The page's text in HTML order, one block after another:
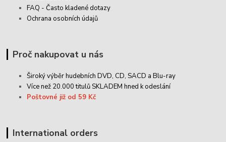
FAQ - Často kladené dotazy
Ochrana osobních údajů
Proč nakupovat u nás
Široký výběr hudebních DVD, CD,SACD a Blu-ray
Více než 20.000 titulů SKLADEM hned k odeslání
Poštovné již od 59 Kč
International orders